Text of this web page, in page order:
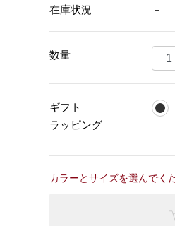
在庫状況 －
数量
ギフト
ラッピング
カラーとサイズを選んでく